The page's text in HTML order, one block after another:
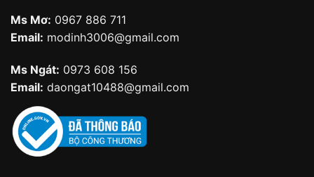
Ms Mơ: 0967 886 711
Email: modinh3006@gmail.com
Ms Ngát: 0973 608 156
Email: daongat10488@gmail.com